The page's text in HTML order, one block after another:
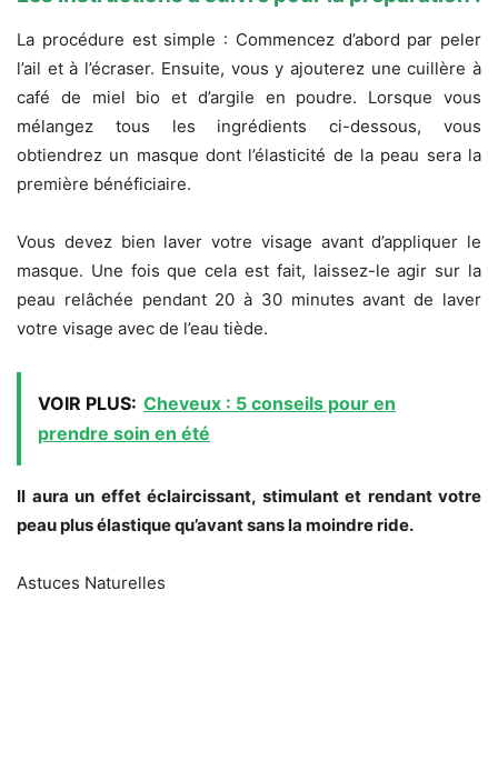
La procédure est simple : Commencez d’abord par peler
l’ail et à l’écraser. Ensuite, vous y ajouterez une cuillère à
café de miel bio et d’argile en poudre.
Lorsque vous
mélangez tous les ingrédients ci-dessous, vous
obtiendrez un masque dont l’élasticité de la peau sera la
première bénéficiaire.
Vous devez bien laver votre visage avant d’appliquer le
masque. Une fois que cela est fait, laissez-le agir sur la
peau relâchée pendant 20 à 30 minutes avant de laver
votre visage avec de l’eau tiède.
VOIR PLUS: Cheveux : 5 conseils pour en
prendre soin en été
Il aura un effet éclaircissant, stimulant et rendant votre
peau plus élastique qu’avant sans la moindre ride.
Astuces Naturelles